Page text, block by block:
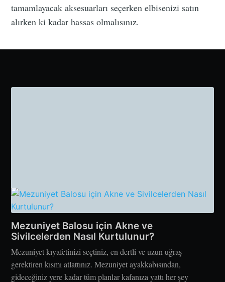
tamamlayacak aksesuarları seçerken elbisenizi satın
alırken ki kadar hassas olmalısınız.
Mezuniyet Balosu için Akne ve
Sivilcelerden Nasıl Kurtulunur?
Mezuniyet kıyafetinizi seçtiniz, en dertli ve uzun uğraş
gerektiren kısmı atlattınız. Mezuniyet ayakkabısından,
gideceğiniz yere kadar tüm planlar kafanıza yattı her şey